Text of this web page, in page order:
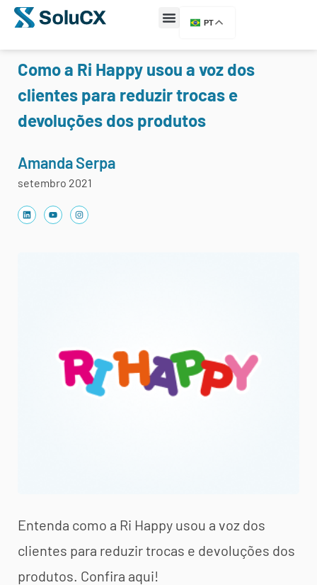
PT
Como a Ri Happy usou a voz dos
clientes para reduzir trocas e
devoluções dos produtos
Amanda Serpa
setembro 2021
Entenda como a Ri Happy usou a voz dos
clientes para reduzir trocas e devoluções dos
produtos. Confira aqui!